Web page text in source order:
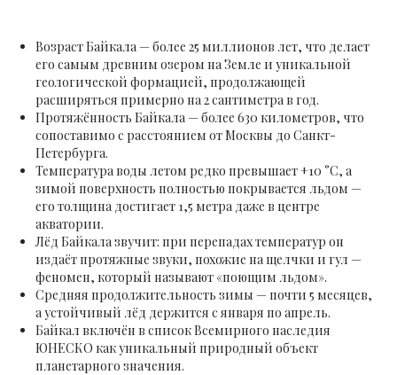
Возраст Байкала — более 25 миллионов лет, что делает
его самым древним озером на Земле и уникальной
геологической формацией, продолжающей
расширяться примерно на 2 сантиметра в год.
Протяжённость Байкала — более 630 километров, что
сопоставимо с расстоянием от Москвы до Санкт-
Петербурга.
Температура воды летом редко превышает +10 °C, а
зимой поверхность полностью покрывается льдом —
его толщина достигает 1,5 метра даже в центре
акватории.
Лёд Байкала звучит: при перепадах температур он
издаёт протяжные звуки, похожие на щелчки и гул —
феномен, который называют «поющим льдом».
Средняя продолжительность зимы — почти 5 месяцев,
а устойчивый лёд держится с января по апрель.
Байкал включён в список Всемирного наследия
ЮНЕСКО как уникальный природный объект
планетарного значения.